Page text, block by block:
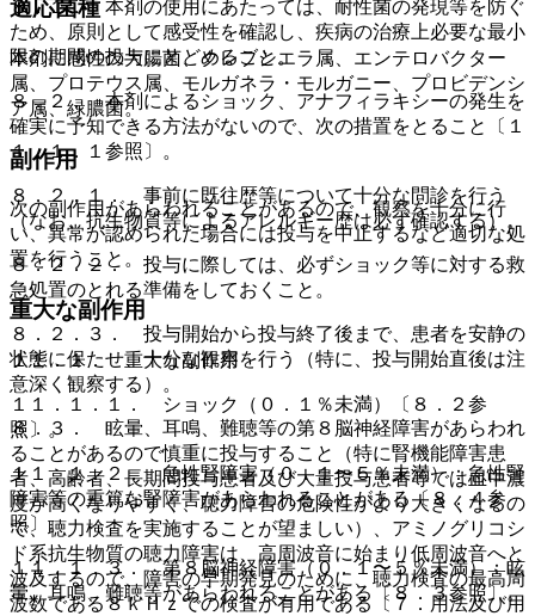
８．１． 本剤の使用にあたっては、耐性菌の発現等を防ぐ
ため、原則として感受性を確認し、疾病の治療上必要な最小
限の期間の投与にとどめること。
８．２． 本剤によるショック、アナフィラキシーの発生を
確実に予知できる方法がないので、次の措置をとること〔１
１．１．１参照〕。
８．２．１． 事前に既往歴等について十分な問診を行う
（なお、抗生物質等によるアレルギー歴は必ず確認する）。
８．２．２． 投与に際しては、必ずショック等に対する救
急処置のとれる準備をしておくこと。
８．２．３． 投与開始から投与終了後まで、患者を安静の
状態に保たせ、十分な観察を行う（特に、投与開始直後は注
意深く観察する）。
８．３． 眩暈、耳鳴、難聴等の第８脳神経障害があらわれ
ることがあるので慎重に投与すること（特に腎機能障害患
者、高齢者、長期間投与患者及び大量投与患者等では血中濃
度が高くなりやすく、聴力障害の危険性がより大きくなるの
で、聴力検査を実施することが望ましい）、アミノグリコシ
ド系抗生物質の聴力障害は、高周波音に始まり低周波音へと
波及するので、障害の早期発見のために、聴力検査の最高周
波数である８ｋＨｚでの検査が有用である〔７．用法及び用
適応菌種
本剤に感性の大腸菌、クレブシエラ属、エンテロバクター
属、プロテウス属、モルガネラ・モルガニー、プロビデンシ
ア属、緑膿菌。
副作用
次の副作用があらわれることがあるので、観察を十分に行
い、異常が認められた場合には投与を中止するなど適切な処
置を行うこと。
重大な副作用
１１．１． 重大な副作用
１１．１．１． ショック（０．１％未満）〔８．２参
照〕。
１１．１．２． 急性腎障害（０．１〜５％未満）：急性腎
障害等の重篤な腎障害があらわれることがある〔８．４参
照〕。
１１．１．３． 第８脳神経障害（０．１〜５％未満）：眩
暈、耳鳴、難聴等があらわれることがある〔８．３参照〕。